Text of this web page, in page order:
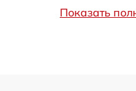
Замена
Показать